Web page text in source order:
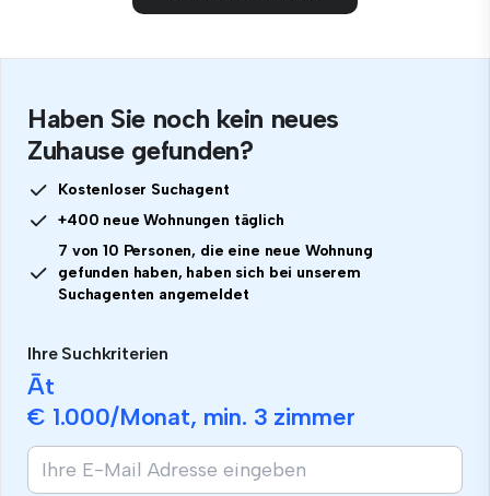
Haben Sie noch kein neues
Zuhause gefunden?
Kostenloser Suchagent
+400 neue Wohnungen täglich
7 von 10 Personen, die eine neue Wohnung
gefunden haben, haben sich bei unserem
Suchagenten angemeldet
Ihre Suchkriterien
Āt
€ 1.000/Monat, min. 3 zimmer